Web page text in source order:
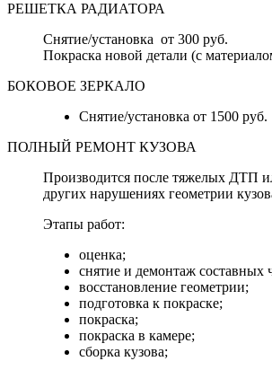
РЕШЕТКА РАДИАТОРА
Снятие/установка от 300 руб.
Покраска новой детали (с
БОКОВОЕ ЗЕРКАЛО
Снятие/установка от 1500 руб.
ПОЛНЫЙ РЕМОНТ КУЗОВА
Производится после тяжелых ДТП
других нарушениях геометрии
Этапы работ:
оценка;
снятие и демонтаж составных
восстановление геометрии;
подготовка к покраске;
покраска;
покраска в камере;
сборка кузова;